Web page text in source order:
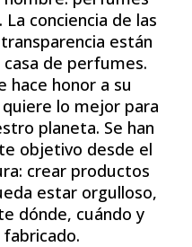
conciencia de las
están
de perfumes.
hace honor a su
lo mejor para
planeta. Se han
objetivo desde el
crear productos
estar orgulloso,
dónde, cuándo y